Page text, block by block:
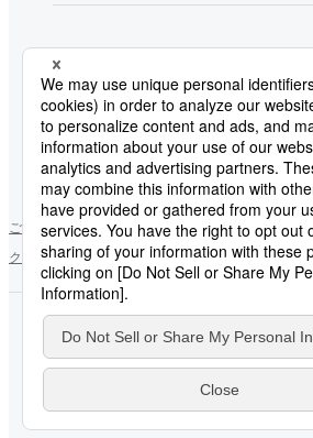
採用情報
製鉄所一覧
ご利用にあたってソーシャルメディアポリシー個人
クッキー使用についてお問い合わせサイトマップ
日本製
鉄
公式ア
（新規ウ
で開きま
す）